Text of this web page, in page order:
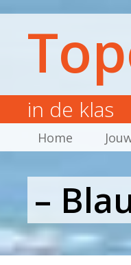
in de klas
Home
–